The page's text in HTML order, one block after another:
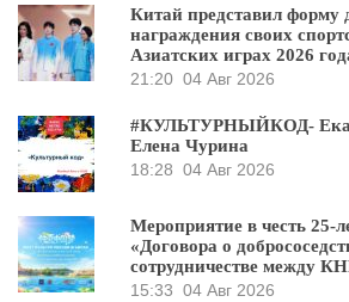
Китай представил форму
награждения своих
Азиатских играх 2026
21:20 04 Авг 2026
#КУЛЬТУРНЫЙКОД-
Елена Чурина
18:28 04 Авг 2026
Мероприятие в честь 25-
«Договора о
сотрудничестве между
15:33 04 Авг 2026